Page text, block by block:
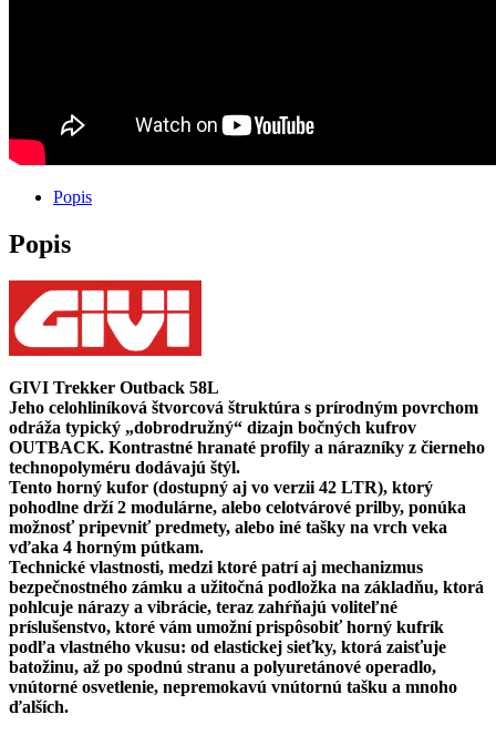
Popis
Popis
GIVI Trekker Outback 58L
Jeho celohliníková štvorcová štruktúra s prírodným povrchom
odráža typický „dobrodružný“ dizajn bočných kufrov
OUTBACK. Kontrastné hranaté profily a nárazníky z čierneho
technopolyméru dodávajú štýl.
Tento horný kufor (dostupný aj vo verzii 42 LTR), ktorý
pohodlne drží 2 modulárne, alebo celotvárové prilby, ponúka
možnosť pripevniť predmety, alebo iné tašky na vrch veka
vďaka 4 horným pútkam.
Technické vlastnosti, medzi ktoré patrí aj mechanizmus
bezpečnostného zámku a užitočná podložka na základňu, ktorá
pohlcuje nárazy a vibrácie, teraz zahŕňajú voliteľné
príslušenstvo, ktoré vám umožní prispôsobiť horný kufrík
podľa vlastného vkusu: od elastickej sieťky, ktorá zaisťuje
batožinu, až po spodnú stranu a polyuretánové operadlo,
vnútorné osvetlenie, nepremokavú vnútornú tašku a mnoho
ďalších.